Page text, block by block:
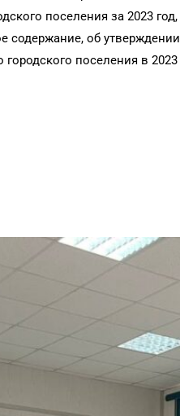
поселения за 2023 год,
содержание, об
поселения в 2023